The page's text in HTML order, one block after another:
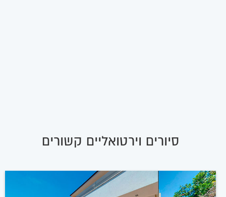
סיורים וירטואליים קשורים